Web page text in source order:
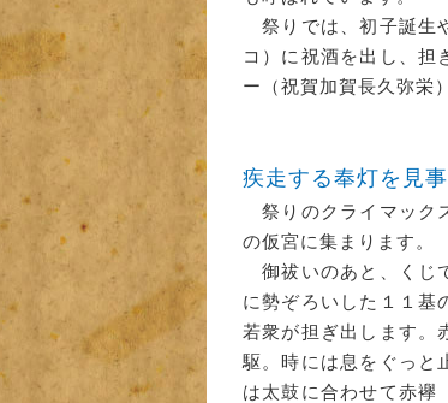
祭りでは、初子誕生
コ）に祝酒を出し、担
ー（祝賀加賀長久弥栄
疾走する奉灯を見
祭りのクライマック
の仮宮に集まります。
御祓いのあと、くじ
に勢ぞろいした１１基
若衆が担ぎ出します。
駆。時には息をぐっと
は太鼓に合わせて赤襷